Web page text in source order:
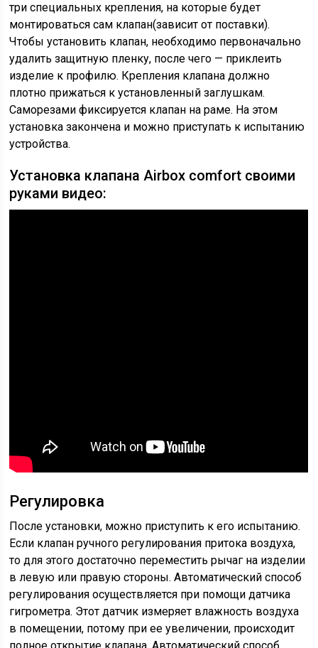
три специальных крепления, на которые будет
монтироваться сам клапан(зависит от поставки).
Чтобы установить клапан, необходимо первоначально
удалить защитную пленку, после чего — приклеить
изделие к профилю. Крепления клапана должно
плотно прижаться к установленный заглушкам.
Саморезами фиксируется клапан на раме. На этом
установка закончена и можно приступать к испытанию
устройства.
Установка клапана Airbox comfort своими
руками видео:
Регулировка
После установки, можно приступить к его испытанию.
Если клапан ручного регулирования притока воздуха,
то для этого достаточно переместить рычаг на изделии
в левую или правую стороны. Автоматический способ
регулирования осуществляется при помощи датчика
гигрометра. Этот датчик измеряет влажность воздуха
в помещении, потому при ее увеличении, происходит